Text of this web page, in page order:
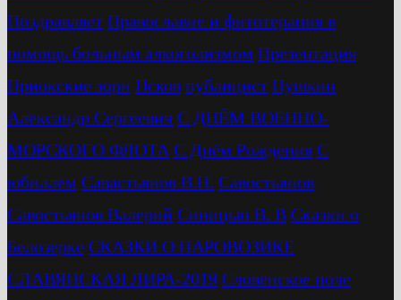
Поздравляет Православие и фитотерапия в
помощь больным алкоголизмом Презентация
Приокские зори Псков публицист Пушкин
Александр Сергеевич С ДНЁМ ВОЕННО-
МОРСКОГО ФЛОТА С Днём Рождения С
юбиллем Савастьянов В.Н. Савостьянов
Савостьянов Валерий Синицын В. В Сказки о
Белозерке СКАЗКИ О ПАРОВОЗИКЕ
СЛАВЯНСКАЯ ЛИРА-2019 Словенское поле